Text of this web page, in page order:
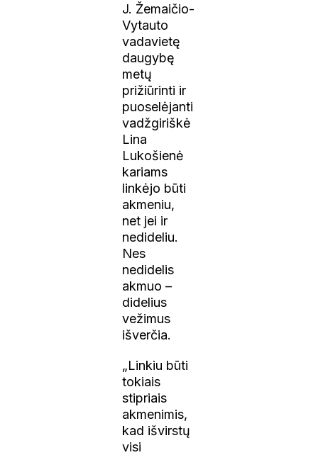
J. Žemaičio-
Vytauto
vadavietę
daugybę
metų
prižiūrinti ir
puoselėjanti
vadžgiriškė
Lina
Lukošienė
kariams
linkėjo būti
akmeniu,
net jei ir
nedideliu.
Nes
nedidelis
akmuo –
didelius
vežimus
išverčia.
„Linkiu būti
tokiais
stipriais
akmenimis,
kad išvirstų
visi